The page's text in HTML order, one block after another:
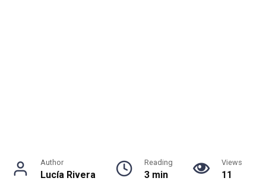
Author
Lucía Rivera
Reading
3 min
Views
11